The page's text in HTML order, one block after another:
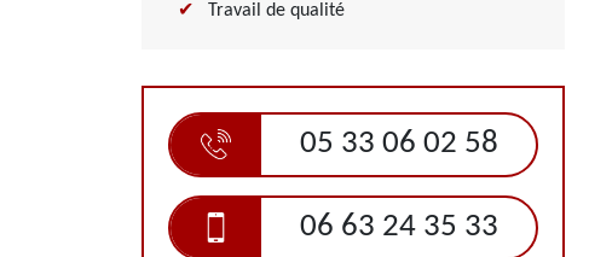
Travail de qualité
05 33 06 02 58
06 63 24 35 33